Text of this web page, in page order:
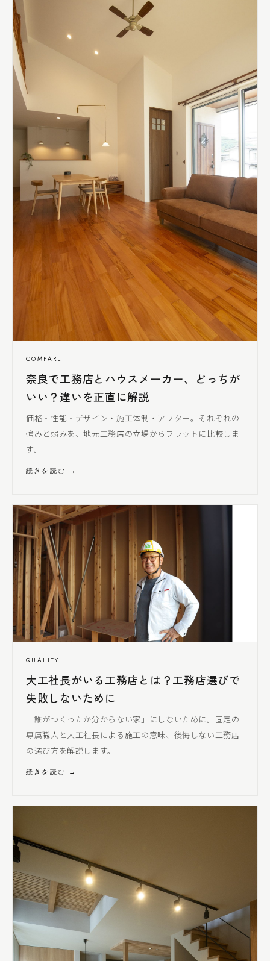
COMPARE
奈良で工務店とハウスメーカー、どっちが
いい？違いを正直に解説
価格・性能・デザイン・施工体制・アフター。それぞれの
強みと弱みを、地元工務店の立場からフラットに比較しま
す。
続きを読む →
QUALITY
大工社長がいる工務店とは？工務店選びで
失敗しないために
「誰がつくったか分からない家」にしないために。固定の
専属職人と大工社長による施工の意味、後悔しない工務店
の選び方を解説します。
続きを読む →